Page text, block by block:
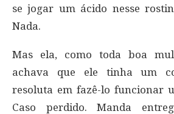
se jogar um ácido nesse
Nada.
Mas ela, como toda boa
achava que ele tinha um
resoluta em fazê-lo funcionar
Caso perdido. Manda